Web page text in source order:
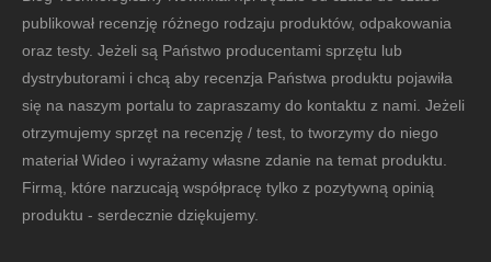
publikował recenzję różnego rodzaju produktów, odpakowania
oraz testy. Jeżeli są Państwo producentami sprzętu lub
dystrybutorami i chcą aby recenzja Państwa produktu pojawiła
się na naszym portalu to zapraszamy do kontaktu z nami. Jeżeli
otrzymujemy sprzęt na recenzję / test, to tworzymy do niego
materiał Wideo i wyrażamy własne zdanie na temat produktu.
Firmą, które narzucają współpracę tylko z pozytywną opinią
produktu - serdecznie dziękujemy.